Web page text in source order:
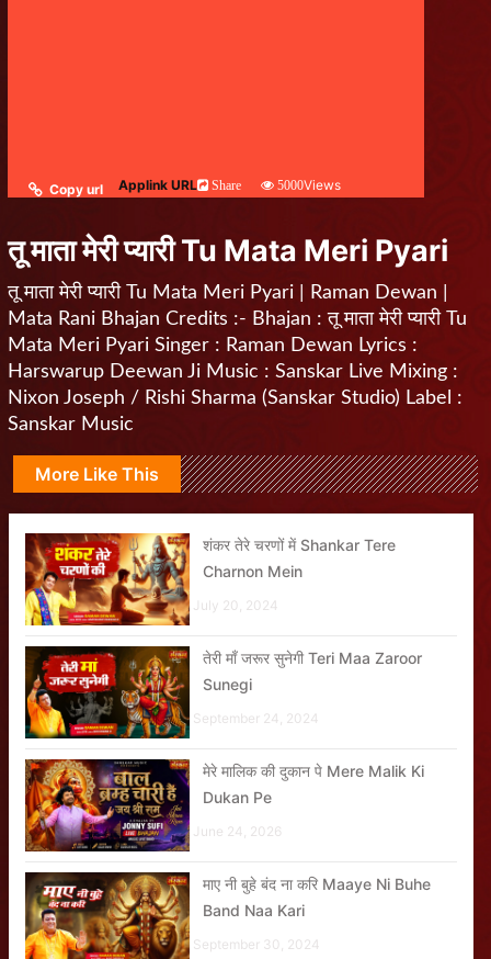
Copy url Applink URL Share 5000Views
तू माता मेरी प्यारी Tu Mata Meri Pyari
तू माता मेरी प्यारी Tu Mata Meri Pyari | Raman Dewan |
Mata Rani Bhajan Credits :- Bhajan : तू माता मेरी प्यारी Tu
Mata Meri Pyari Singer : Raman Dewan Lyrics :
Harswarup Deewan Ji Music : Sanskar Live Mixing :
Nixon Joseph / Rishi Sharma (Sanskar Studio) Label :
Sanskar Music
More Like This
शंकर तेरे चरणों में Shankar Tere
Charnon Mein
July 20, 2024
तेरी माँ जरूर सुनेगी Teri Maa Zaroor
Sunegi
September 24, 2024
मेरे मालिक की दुकान पे Mere Malik Ki
Dukan Pe
June 24, 2026
माए नी बुहे बंद ना करि Maaye Ni Buhe
Band Naa Kari
September 30, 2024